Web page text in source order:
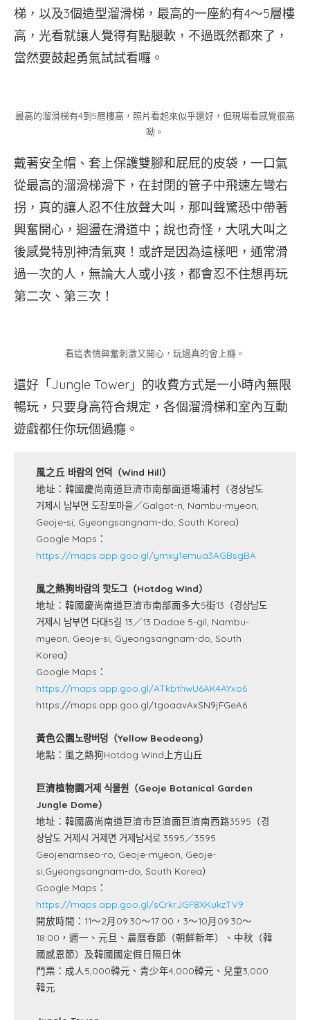
梯，以及3個造型溜滑梯，最高的一座約有4～5層樓
高，光看就讓人覺得有點腿軟，不過既然都來了，
當然要鼓起勇氣試試看囉。
最高的溜滑梯有4到5層樓高，照片看起來似乎還好，但現場看感覺很高
呦。
戴著安全帽、套上保護雙腳和屁屁的皮袋，一口氣
從最高的溜滑梯滑下，在封閉的管子中飛速左彎右
拐，真的讓人忍不住放聲大叫，那叫聲驚恐中帶著
興奮開心，迴盪在滑道中；說也奇怪，大吼大叫之
後感覺特別神清氣爽！或許是因為這樣吧，通常滑
過一次的人，無論大人或小孩，都會忍不住想再玩
第二次、第三次！
看這表情興奮刺激又開心，玩過真的會上癮。
還好「Jungle Tower」的收費方式是一小時內無限
暢玩，只要身高符合規定，各個溜滑梯和室內互動
遊戲都任你玩個過癮。
風之丘 바람의 언덕（Wind Hill）
地址：韓國慶尚南道巨濟市南部面道場浦村（경상남도
거제시 남부면 도장포마을／Galgot-ri, Nambu-myeon,
Geoje-si, Gyeongsangnam-do, South Korea）
Google Maps：
https://maps.app.goo.gl/ymxy1emua3AGBsgBA
風之熱狗바람의 핫도그（Hotdog Wind）
地址：韓國慶尚南道巨濟市南部面多大5街13（경상남도
거제시 남부면 다대5길 13／13 Dadae 5-gil, Nambu-
myeon, Geoje-si, Gyeongsangnam-do, South
Korea）
Google Maps：
https://maps.app.goo.gl/ATkbthwU6AK4AYxo6
https://maps.app.goo.gl/tgoaavAxSN9jFGeA6
黃色公園노랑버덩（Yellow Beodeong）
地點：風之熱狗Hotdog Wind上方山丘
巨濟植物園거제 식물원（Geoje Botanical Garden
Jungle Dome）
地址：韓國廣尚南道巨濟市巨濟面巨濟南西路3595（경
상남도 거제시 거제면 거제남서로 3595／3595
Geojenamseo-ro, Geoje-myeon, Geoje-
si,Gyeongsangnam-do, South Korea）
Google Maps：
https://maps.app.goo.gl/sCrkrJGF8XKukzTV9
開放時間：11～2月09:30～17:00，3～10月09:30～
18:00，週一、元旦、農曆春節（朝鮮新年）、中秋（韓
國感恩節）及韓國國定假日隔日休
門票：成人5,000韓元、青少年4,000韓元、兒童3,000
韓元